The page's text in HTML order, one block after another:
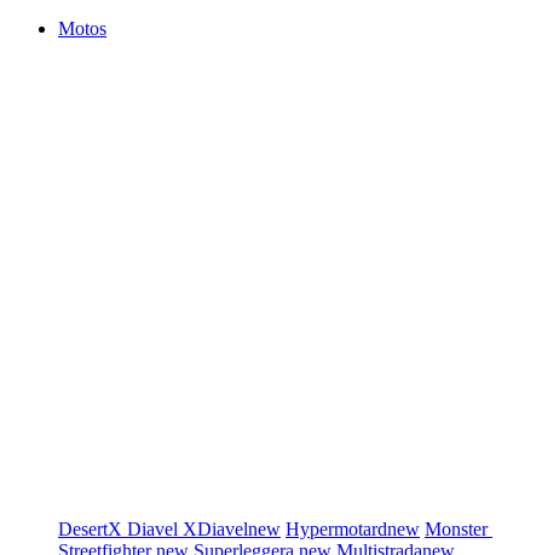
Motos
DesertX Diavel XDiavelnew Hypermotardnew Monster
Streetfighternew Superleggera new Multistradanew